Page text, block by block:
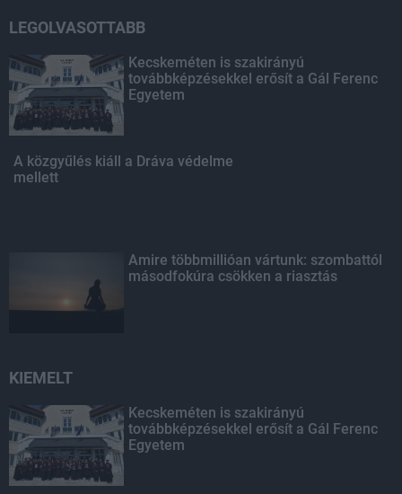
LEGOLVASOTTABB
Kecskeméten is szakirányú
továbbképzésekkel erősít a Gál Ferenc
Egyetem
A közgyűlés kiáll a Dráva védelme
mellett
Amire többmillióan vártunk: szombattól
másodfokúra csökken a riasztás
KIEMELT
Kecskeméten is szakirányú
továbbképzésekkel erősít a Gál Ferenc
Egyetem